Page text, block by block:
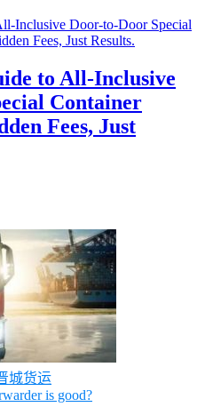
to All-Inclusive
Container
Fees, Just
城货运
is good?